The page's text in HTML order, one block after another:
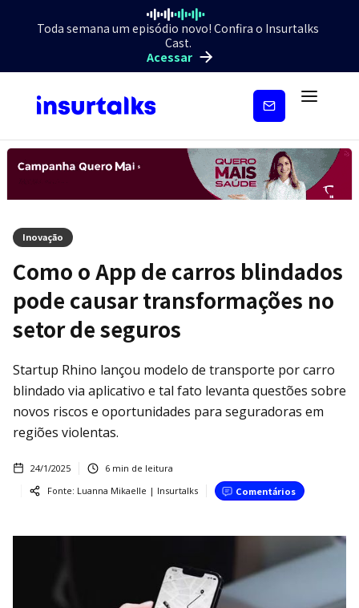
Toda semana um episódio novo! Confira o Insurtalks
Cast.
Acessar
Inscreva-
Inovação
Como o App de carros blindados
pode causar transformações no
setor de seguros
Startup Rhino lançou modelo de transporte por carro
blindado via aplicativo e tal fato levanta questões sobre
novos riscos e oportunidades para seguradoras em
regiões violentas.
24/1/2025 6 min de leitura
Fonte: Luanna Mikaelle | Insurtalks Comentários